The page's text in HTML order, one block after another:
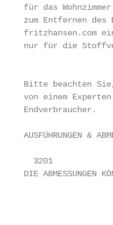
für das
zum Entfernen
fritzhansen.com
nur für die
Bitte beachten
von einem
Endverbraucher.
AUSFÜHRUNGEN &
3201
DIE